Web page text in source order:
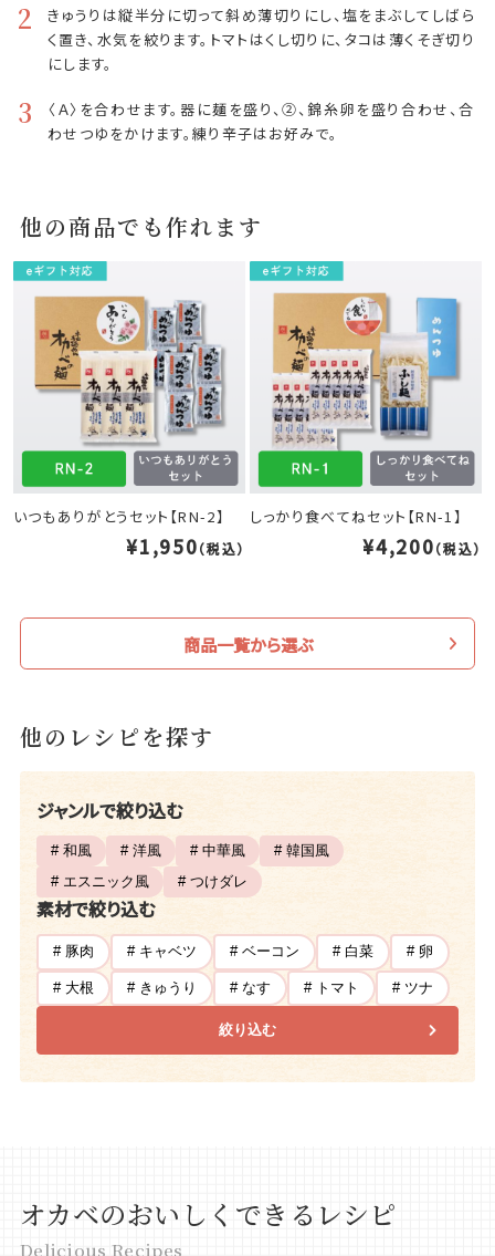
2
きゅうりは縦半分に切って斜め薄切りにし、塩をまぶしてしばら
く置き、水気を絞ります。トマトはくし切りに、タコは薄くそぎ切り
にします。
3
〈Ａ〉を合わせます。器に麺を盛り、②、錦糸卵を盛り合わせ、合
わせつゆをかけます。練り辛子はお好みで。
他の商品でも作れます
いつもありがとうセット【RN-2】
¥1,950（税込）
しっかり食べてねセット【RN-1】
¥4,200（税込）
商品一覧から選ぶ
他のレシピを探す
ジャンルで絞り込む
# 和風 # 洋風 # 中華風
# 韓国風
# エスニック風
# つけダレ
素材で絞り込む
# 豚肉 # キャベツ # ベーコン # 白菜 # 卵
# 大根 # きゅうり # なす # トマト # ツナ
絞り込む
オカベのおいしくできるレシピ
Delicious Recipes